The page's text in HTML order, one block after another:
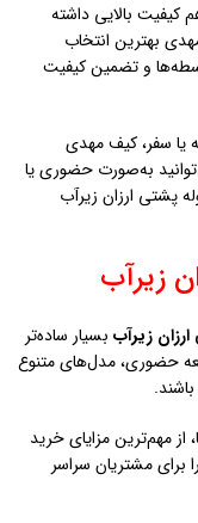
کیفیت بالایی داشته
بهترین انتخاب
و تضمین کیفیت
یا سفر، کیف مهدی
به‌صورت حضوری یا
پشتی ارزان زيرآب
زيرآب
زيرآب بسیار ساده‌تر
حضوری، مدل‌های متنوع
مهم‌ترین مزایای خرید
برای مشتریان سراسر